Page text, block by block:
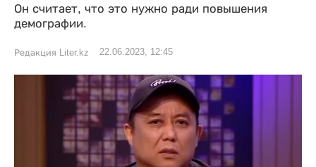
Он считает, что это нужно ради повышения
демографии.
Редакция Liter.kz 22.06.2023, 12:45